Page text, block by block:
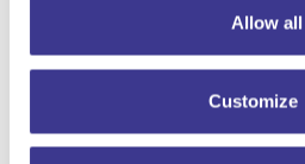
Allow all
Customize
Options de
disponibles